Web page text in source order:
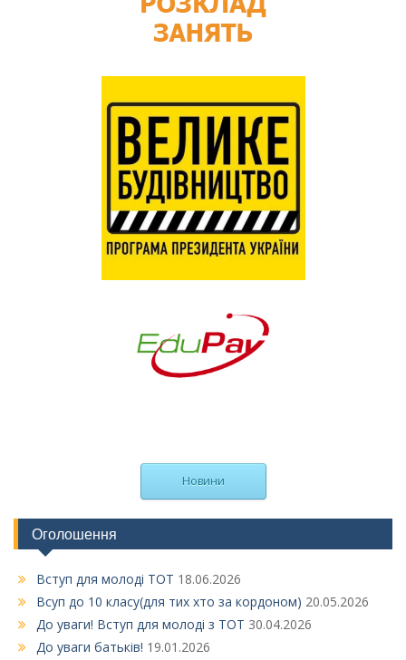
Новини
Оголошення
Вступ для молоді ТОТ 18.06.2026
Всуп до 10 класу(для тих хто за кордоном) 20.05.2026
До уваги! Вступ для молоді з ТОТ 30.04.2026
До уваги батьків! 19.01.2026